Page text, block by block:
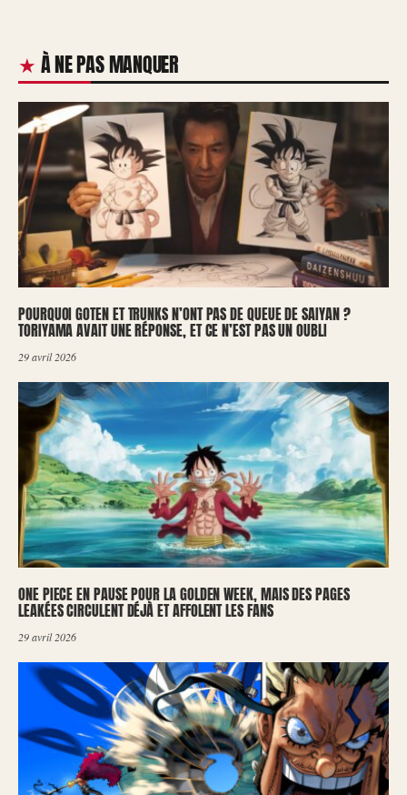
À NE PAS MANQUER
POURQUOI GOTEN ET TRUNKS N’ONT PAS DE QUEUE DE SAIYAN ?
TORIYAMA AVAIT UNE RÉPONSE, ET CE N’EST PAS UN OUBLI
29 avril 2026
ONE PIECE EN PAUSE POUR LA GOLDEN WEEK, MAIS DES PAGES
LEAKÉES CIRCULENT DÉJÀ ET AFFOLENT LES FANS
29 avril 2026